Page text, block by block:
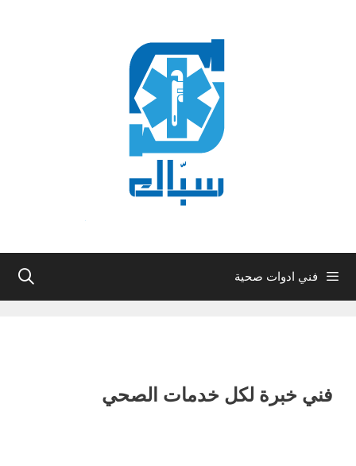
فني ادوات صحية
فني خبرة لكل خدمات الصحي